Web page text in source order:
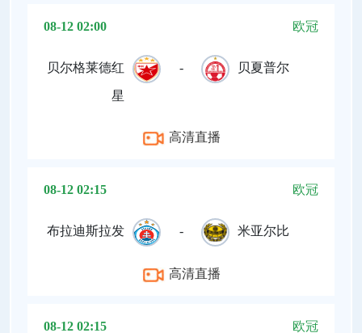
08-12 02:00 欧冠
贝尔格莱德红
星
- 贝夏普尔
高清直播
08-12 02:15 欧冠
布拉迪斯拉发 - 米亚尔比
高清直播
08-12 02:15 欧冠